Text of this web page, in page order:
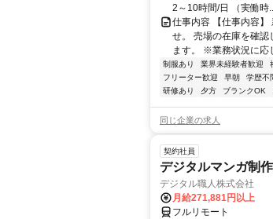
2～10時間/日 （実働時
仕事内容 【仕事内容】
せ。 売場の在庫を確認
ます。 ※業務状況に応
制服あり 業界未経験者歓迎
フリーター歓迎
早朝 学歴不
研修あり
夕方 ブランクOK
同じ企業の求人
契約社員
デジタルマンガ制
デジタル職人株式会社
月給271,881円以上
フルリモート